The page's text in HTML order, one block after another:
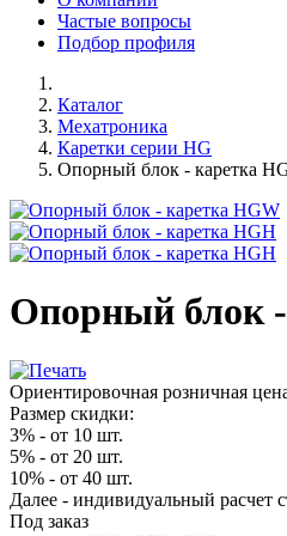
Частые вопросы
Подбор профиля
Каталог
Мехатроника
Каретки серии HG
Опорный блок - каретка
Опорный блок
Ориентировочная розничная
Размер скидки:
3% - от 10 шт.
5% - от 20 шт.
10% - от 40 шт.
Далее - индивидуальный расчет
Под заказ